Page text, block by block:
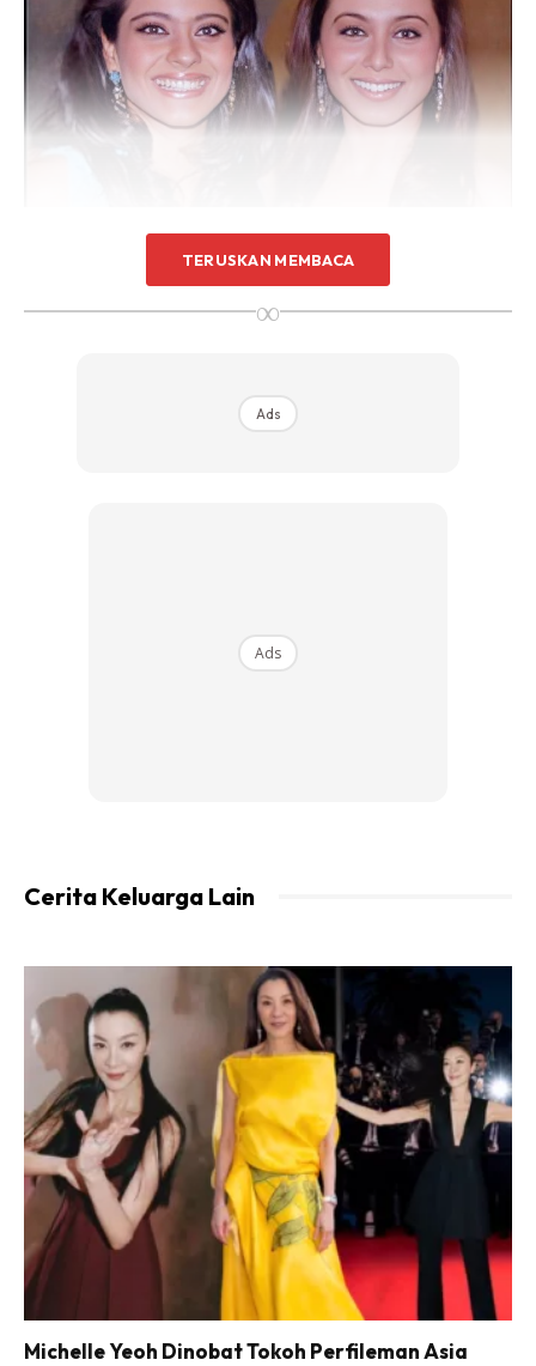
Kajol dan Rani adalah dua pupu. Bapa Kajol dengan bapa
Rani ni merupakan sepupu. Jarak usia Kajol dan Rani adalah
Ads
Kajol memulakan debutnya dengan filem Bekhudi pada
tahun 1992, sementara, Rani memasuki industri filem
dengan Raja Ki Aayegi Baraat tahun 1997.
TERUSKAN MEMBACA
∞
Ads
Ads
Cerita Keluarga Lain
Michelle Yeoh Dinobat Tokoh Perfileman Asia